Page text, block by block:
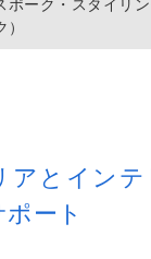
ポーク・スタイリ
アとインテ
ート